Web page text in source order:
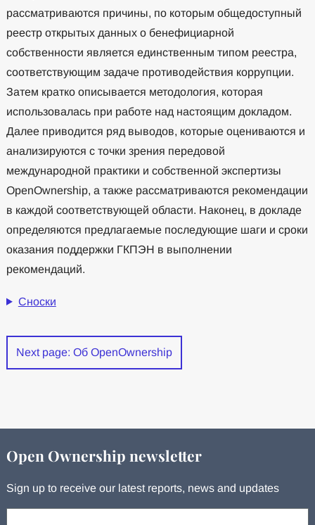
рассматриваются причины, по которым общедоступный
реестр открытых данных о бенефициарной
собственности является единственным типом реестра,
соответствующим задаче противодействия коррупции.
Затем кратко описывается методология, которая
использовалась при работе над настоящим докладом.
Далее приводится ряд выводов, которые оцениваются и
анализируются с точки зрения передовой
международной практики и собственной экспертизы
OpenOwnership, а также рассматриваются рекомендации
в каждой соответствующей области. Наконец, в докладе
определяются предлагаемые последующие шаги и сроки
оказания поддержки ГКПЭН в выполнении
рекомендаций.
Сноски
Next page: Об OpenOwnership
Open Ownership newsletter
Sign up to receive our latest reports, news and updates